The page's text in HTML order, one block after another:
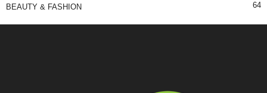
BEAUTY & FASHION 64